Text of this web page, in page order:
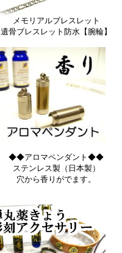
メモリアルブレスレット
遺骨ブレスレット防水【腕輪】
◆◆アロマペンダント◆◆
ステンレス製（日本製）
穴から香りがでます。